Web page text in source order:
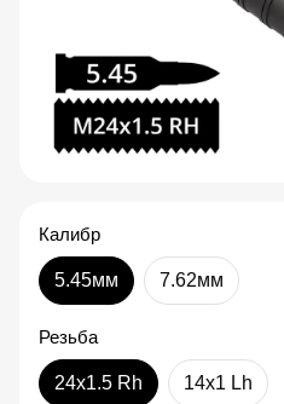
Калибр
5.45мм 7.62мм
Резьба
24x1.5 Rh 14x1 Lh